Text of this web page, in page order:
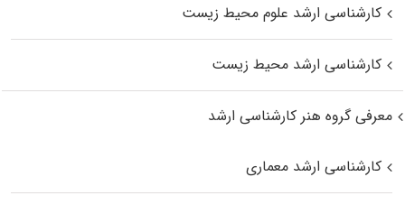
کارشناسی ارشد علوم محیط‌ زیست
کارشناسی ارشد محیط زیست
معرفی گروه هنر کارشناسی ارشد
کارشناسی ارشد معماری